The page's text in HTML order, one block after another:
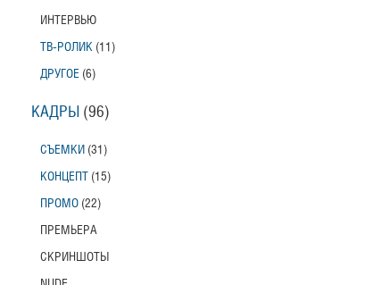
Защитники
Трейлер
Лунный свет
Трейлер (на русском языке)
Длинная ночь, короткое утро
Трейлер
Балерина
ИНТЕРВЬЮ
ТВ-РОЛИК (11)
ДРУГОЕ (6)
КАДРЫ (96)
СЪЕМКИ (31)
КОНЦЕПТ (15)
ПРОМО (22)
ПРЕМЬЕРА
СКРИНШОТЫ